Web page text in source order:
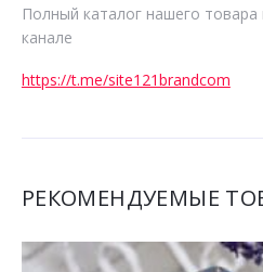
Полный каталог нашего товара
канале
https://t.me/site121brandcom
РЕКОМЕНДУЕМЫЕ